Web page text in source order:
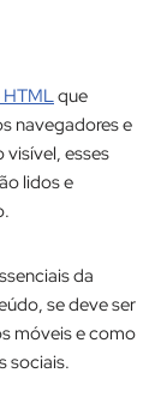
que
navegadores e
esses
lidos e
da
se deve ser
móveis e como
sociais.​